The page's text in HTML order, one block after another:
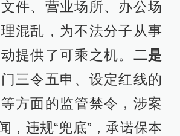
件、营业场所、办公场
混乱，为不法分子从事
提供了可乘之机。 二是
三令五申、设定红线的
方面的监管禁令，涉案
，违规“兜底”，承诺保本